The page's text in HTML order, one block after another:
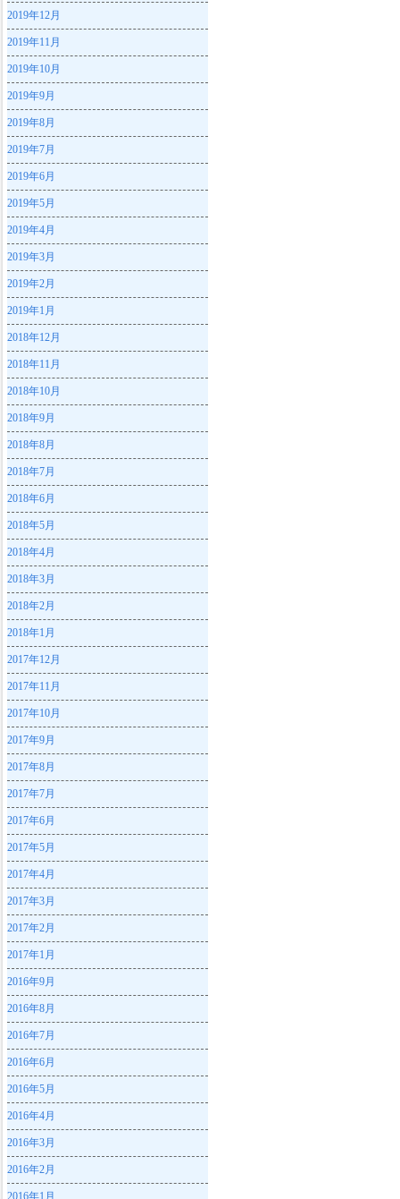
2019年12月
2019年11月
2019年10月
2019年9月
2019年8月
2019年7月
2019年6月
2019年5月
2019年4月
2019年3月
2019年2月
2019年1月
2018年12月
2018年11月
2018年10月
2018年9月
2018年8月
2018年7月
2018年6月
2018年5月
2018年4月
2018年3月
2018年2月
2018年1月
2017年12月
2017年11月
2017年10月
2017年9月
2017年8月
2017年7月
2017年6月
2017年5月
2017年4月
2017年3月
2017年2月
2017年1月
2016年9月
2016年8月
2016年7月
2016年6月
2016年5月
2016年4月
2016年3月
2016年2月
2016年1月